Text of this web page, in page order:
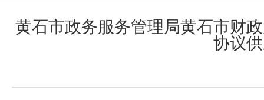
黄石市政务服务管理局黄石市财
协议